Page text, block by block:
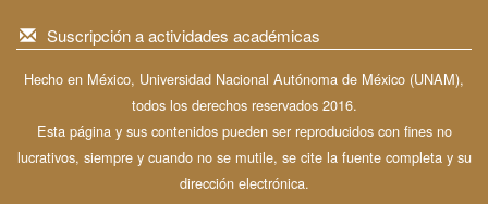
Suscripción a actividades académicas
Hecho en México, Universidad Nacional Autónoma de México (UNAM),
todos los derechos reservados 2016.
Esta página y sus contenidos pueden ser reproducidos con fines no
lucrativos, siempre y cuando no se mutile, se cite la fuente completa y su
dirección electrónica.